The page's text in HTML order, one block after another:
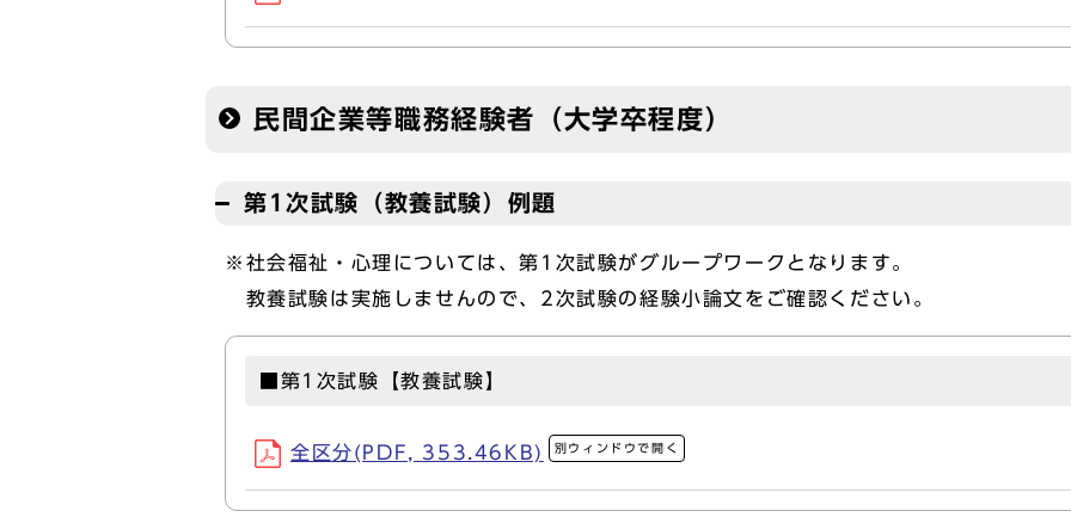
民間企業等職務経験者（大学卒程度）
第1次試験（教養試験）例題
※社会福祉・心理については、第1次試験がグループワークとなります。
教養試験は実施しませんので、2次試験の経験小論文をご確認ください。
■第1次試験【教養試験】
全区分(PDF, 353.46KB) 別ウィンドウで開く